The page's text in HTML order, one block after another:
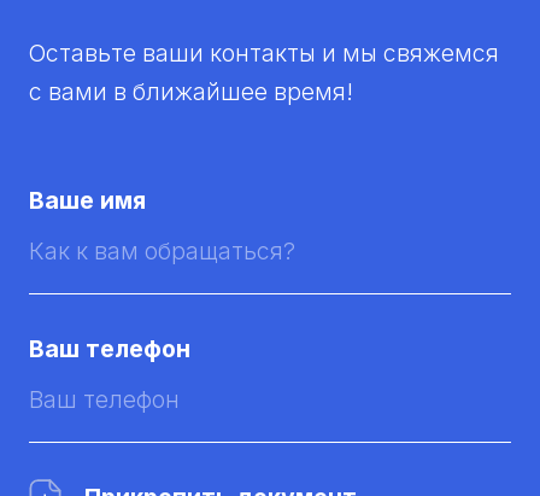
Оставьте ваши контакты и мы свяжемся
с вами в ближайшее время!
Ваше имя
Ваш телефон